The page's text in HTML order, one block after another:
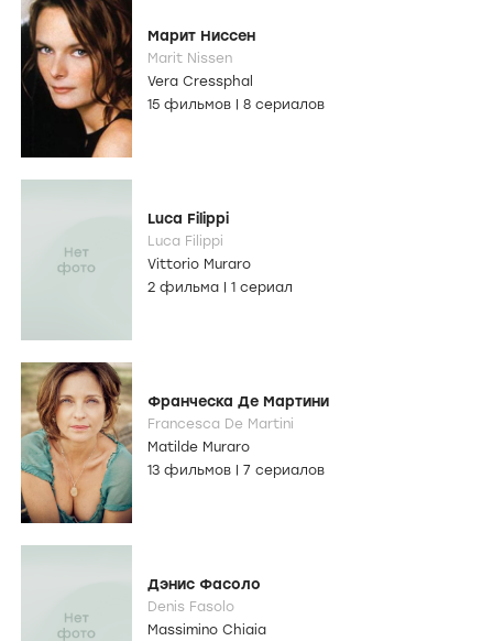
Марит Ниссен
Marit Nissen
Vera Cressphal
15 фильмов
8 сериалов
Luca Filippi
Luca Filippi
Vittorio Muraro
2 фильма
1 сериал
Франческа Де Мартини
Francesca De Martini
Matilde Muraro
13 фильмов
7 сериалов
Дэнис Фасоло
Denis Fasolo
Massimino Chiaia